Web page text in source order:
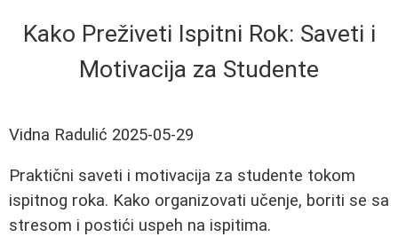
Kako Preživeti Ispitni Rok: Saveti i
Motivacija za Studente
Vidna Radulić 2025-05-29
Praktični saveti i motivacija za studente tokom
ispitnog roka. Kako organizovati učenje, boriti se sa
stresom i postići uspeh na ispitima.